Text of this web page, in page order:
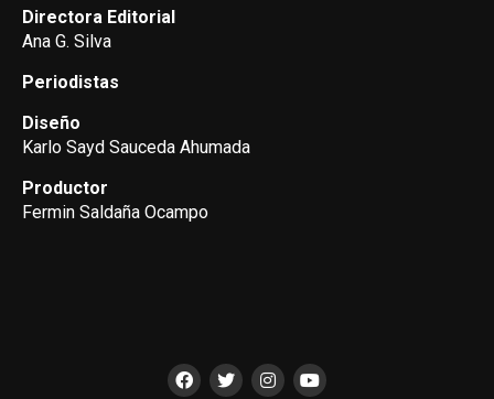
Directora Editorial
Ana G. Silva
Periodistas
Diseño
Karlo Sayd Sauceda Ahumada
Productor
Fermin Saldaña Ocampo